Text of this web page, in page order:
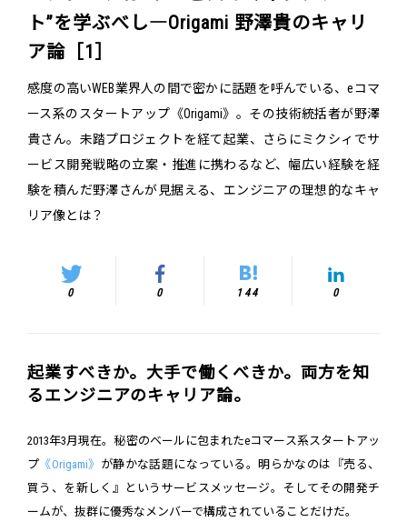
ト”を学ぶべし―Origami 野澤貴のキャリ
ア論［1］
感度の高いWEB業界人の間で密かに話題を呼んでいる、eコマ
ース系のスタートアップ《Origami》。その技術統括者が野澤
貴さん。未踏プロジェクトを経て起業、さらにミクシィでサ
ービス開発戦略の立案・推進に携わるなど、幅広い経験を経
験を積んだ野澤さんが見据える、エンジニアの理想的なキャ
リア像とは？
0 0 144 0
起業すべきか。大手で働くべきか。両方を知
るエンジニアのキャリア論。
2013年3月現在。秘密のベールに包まれたeコマース系スタートアッ
プ 《Origami》 が静かな話題になっている。明らかなのは『売る、
買う、を新しく』というサービスメッセージ。そしてその開発チ
ームが、抜群に優秀なメンバーで構成されていることだけだ。